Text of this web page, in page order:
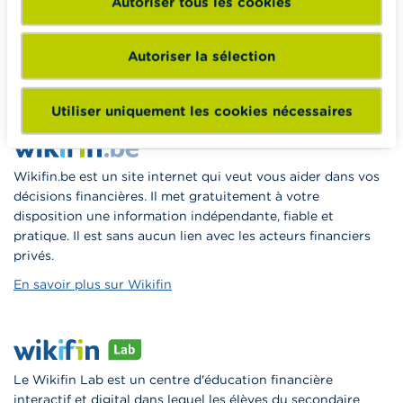
Autoriser la sélection
Utiliser uniquement les cookies nécessaires
enseignants du matériel pédagogique varié et des
formations pour les aider à faire de l’éducation financière et
à la consommation responsable en classe.
Vers Wikifin School
Wikifin.be est un site internet qui veut vous aider dans vos
décisions financières. Il met gratuitement à votre
disposition une information indépendante, fiable et
pratique. Il est sans aucun lien avec les acteurs financiers
privés.
En savoir plus sur Wikifin
Le Wikifin Lab est un centre d'éducation financière
interactif et digital dans lequel les élèves du secondaire